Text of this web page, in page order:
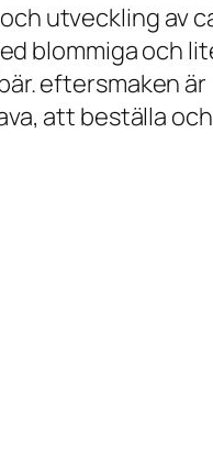
utveckling av
blommiga och
eftersmaken är
att beställa och